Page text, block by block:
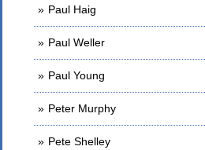
Paul Haig
Paul Weller
Paul Young
Peter Murphy
Pete Shelley